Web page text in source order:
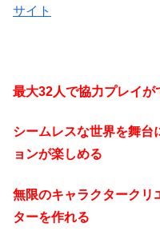
サイト
最大32人で協力プレイが
シームレスな世界を舞台
ョンが楽しめる
無限のキャラクタークリ
ターを作れる